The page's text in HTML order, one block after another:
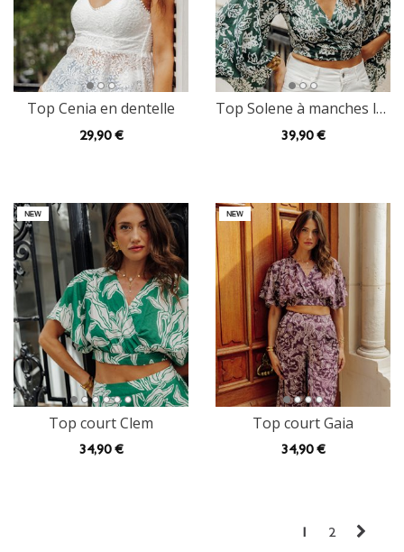
Top Cenia en dentelle
29,90 €
Top Solene à manches larges
39,90 €
Top court Clem
34,90 €
Top court Gaia
34,90 €
1 2